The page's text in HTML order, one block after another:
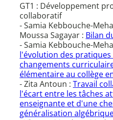
GT1 : Développement
collaboratif
- Samia Kebbouche-
Moussa Sagayar : Bilan
- Samia Kebbouche-
l'évolution des
changements
élémentaire au collège
- Zita Antoun : Travail
l'écart entre les tâches
enseignante et d'une
généralisation